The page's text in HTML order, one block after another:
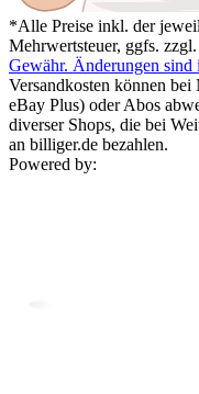
*Alle Preise inkl. der
Mehrwertsteuer, ggfs.
Gewähr. Änderungen
Versandkosten können
eBay Plus) oder Abos
diverser Shops, die bei
an billiger.de bezahlen.
Powered by: